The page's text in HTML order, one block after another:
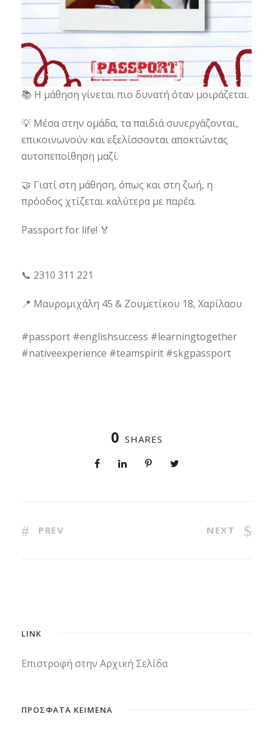
📚 Η μάθηση γίνεται πιο δυνατή όταν μοιράζεται.
💡 Μέσα στην ομάδα, τα παιδιά συνεργάζονται,
επικοινωνούν και εξελίσσονται αποκτώντας
αυτοπεποίθηση μαζί.
🤝 Γιατί στη μάθηση, όπως και στη ζωή, η
πρόοδος χτίζεται καλύτερα με παρέα.
Passport for life! 🏅
📞 2310 311 221
📍 Μαυρομιχάλη 45 & Ζουμετίκου 18, Χαρίλαου
#passport #englishsuccess #learningtogether
#nativeexperience #teamspirit #skgpassport
0 SHARES
PREV NEXT
LINK
Επιστροφή στην Αρχική Σελίδα
ΠΡΟΣΦΑΤΑ ΚΕΙΜΕΝΑ